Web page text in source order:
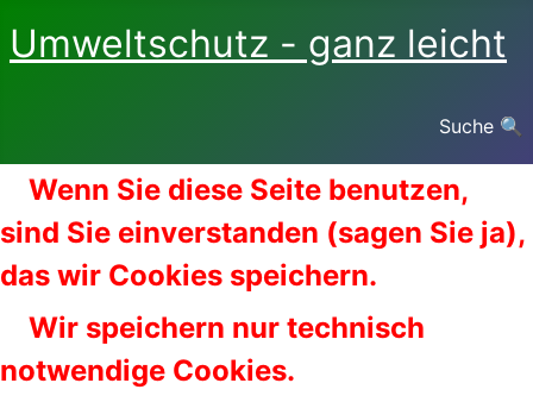
Umweltschutz - ganz leicht
Suche 🔍
Wenn Sie diese Seite benutzen,
sind Sie einverstanden (sagen Sie ja),
das wir Cookies speichern.
Wir speichern nur technisch
notwendige Cookies.